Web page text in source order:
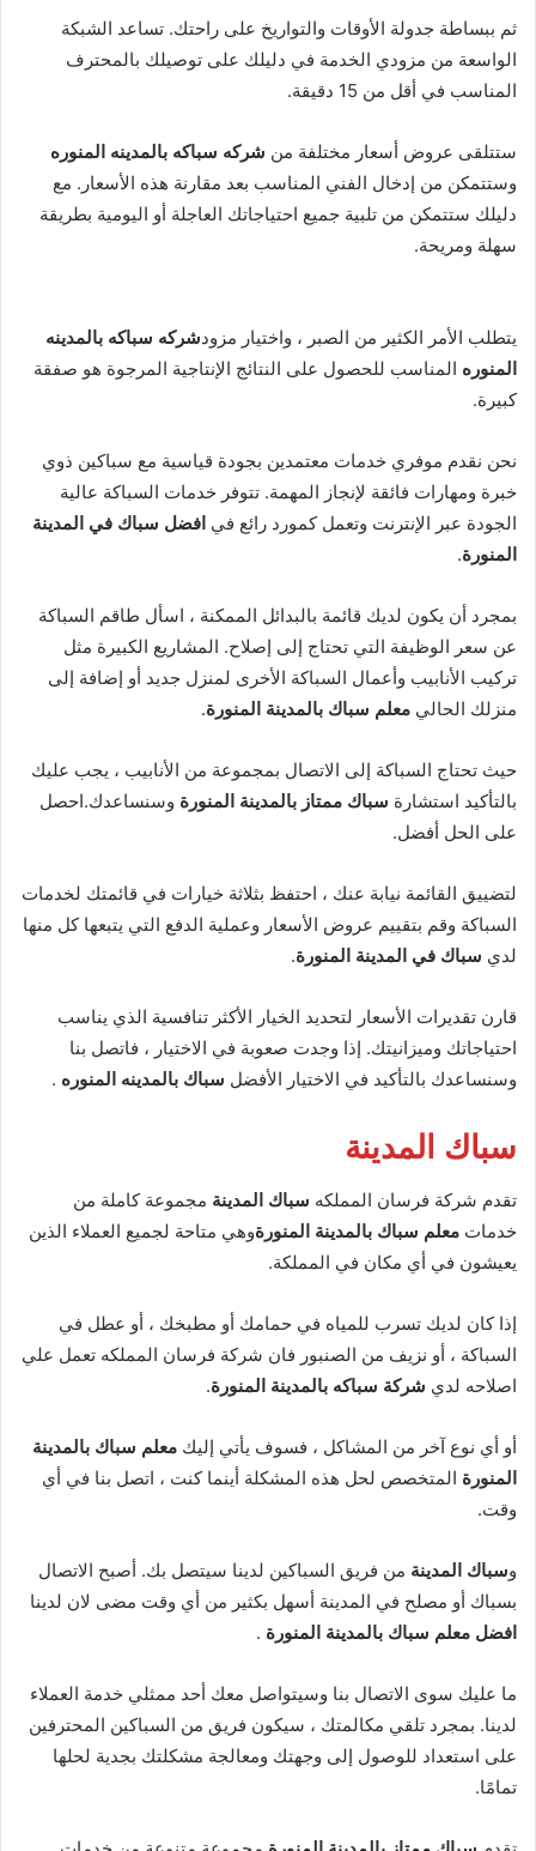
ثم ببساطة جدولة الأوقات والتواريخ على راحتك. تساعد الشبكة
الواسعة من مزودي الخدمة في دليلك على توصيلك بالمحترف
المناسب في أقل من 15 دقيقة.
ستتلقى عروض أسعار مختلفة من شركه سباكه بالمدينه المنوره
وستتمكن من إدخال الفني المناسب بعد مقارنة هذه الأسعار. مع
دليلك ستتمكن من تلبية جميع احتياجاتك العاجلة أو اليومية بطريقة
سهلة ومريحة.
يتطلب الأمر الكثير من الصبر ، واختيار مزودشركه سباكه بالمدينه
المنوره المناسب للحصول على النتائج الإنتاجية المرجوة هو صفقة
كبيرة.
نحن نقدم موفري خدمات معتمدين بجودة قياسية مع سباكين ذوي
خبرة ومهارات فائقة لإنجاز المهمة. تتوفر خدمات السباكة عالية
الجودة عبر الإنترنت وتعمل كمورد رائع في افضل سباك في المدينة
المنورة.
بمجرد أن يكون لديك قائمة بالبدائل الممكنة ، اسأل طاقم السباكة
عن سعر الوظيفة التي تحتاج إلى إصلاح. المشاريع الكبيرة مثل
تركيب الأنابيب وأعمال السباكة الأخرى لمنزل جديد أو إضافة إلى
منزلك الحالي معلم سباك بالمدينة المنورة.
حيث تحتاج السباكة إلى الاتصال بمجموعة من الأنابيب ، يجب عليك
بالتأكيد استشارة سباك ممتاز بالمدينة المنورة وسنساعدك.احصل
على الحل أفضل.
لتضييق القائمة نيابة عنك ، احتفظ بثلاثة خيارات في قائمتك لخدمات
السباكة وقم بتقييم عروض الأسعار وعملية الدفع التي يتبعها كل منها
لدي سباك في المدينة المنورة.
قارن تقديرات الأسعار لتحديد الخيار الأكثر تنافسية الذي يناسب
احتياجاتك وميزانيتك. إذا وجدت صعوبة في الاختيار ، فاتصل بنا
وسنساعدك بالتأكيد في الاختيار الأفضل سباك بالمدينه المنوره .
سباك المدينة
تقدم شركة فرسان المملكه سباك المدينة مجموعة كاملة من
خدمات معلم سباك بالمدينة المنورةوهي متاحة لجميع العملاء الذين
يعيشون في أي مكان في المملكة.
إذا كان لديك تسرب للمياه في حمامك أو مطبخك ، أو عطل في
السباكة ، أو نزيف من الصنبور فان شركة فرسان المملكه تعمل علي
اصلاحه لدي شركة سباكه بالمدينة المنورة.
أو أي نوع آخر من المشاكل ، فسوف يأتي إليك معلم سباك بالمدينة
المنورة المتخصص لحل هذه المشكلة أينما كنت ، اتصل بنا في أي
وقت.
وسباك المدينة من فريق السباكين لدينا سيتصل بك. أصبح الاتصال
بسباك أو مصلح في المدينة أسهل بكثير من أي وقت مضى لان لدينا
افضل معلم سباك بالمدينة المنورة .
ما عليك سوى الاتصال بنا وسيتواصل معك أحد ممثلي خدمة العملاء
لدينا. بمجرد تلقي مكالمتك ، سيكون فريق من السباكين المحترفين
على استعداد للوصول إلى وجهتك ومعالجة مشكلتك بجدية لحلها
تمامًا.